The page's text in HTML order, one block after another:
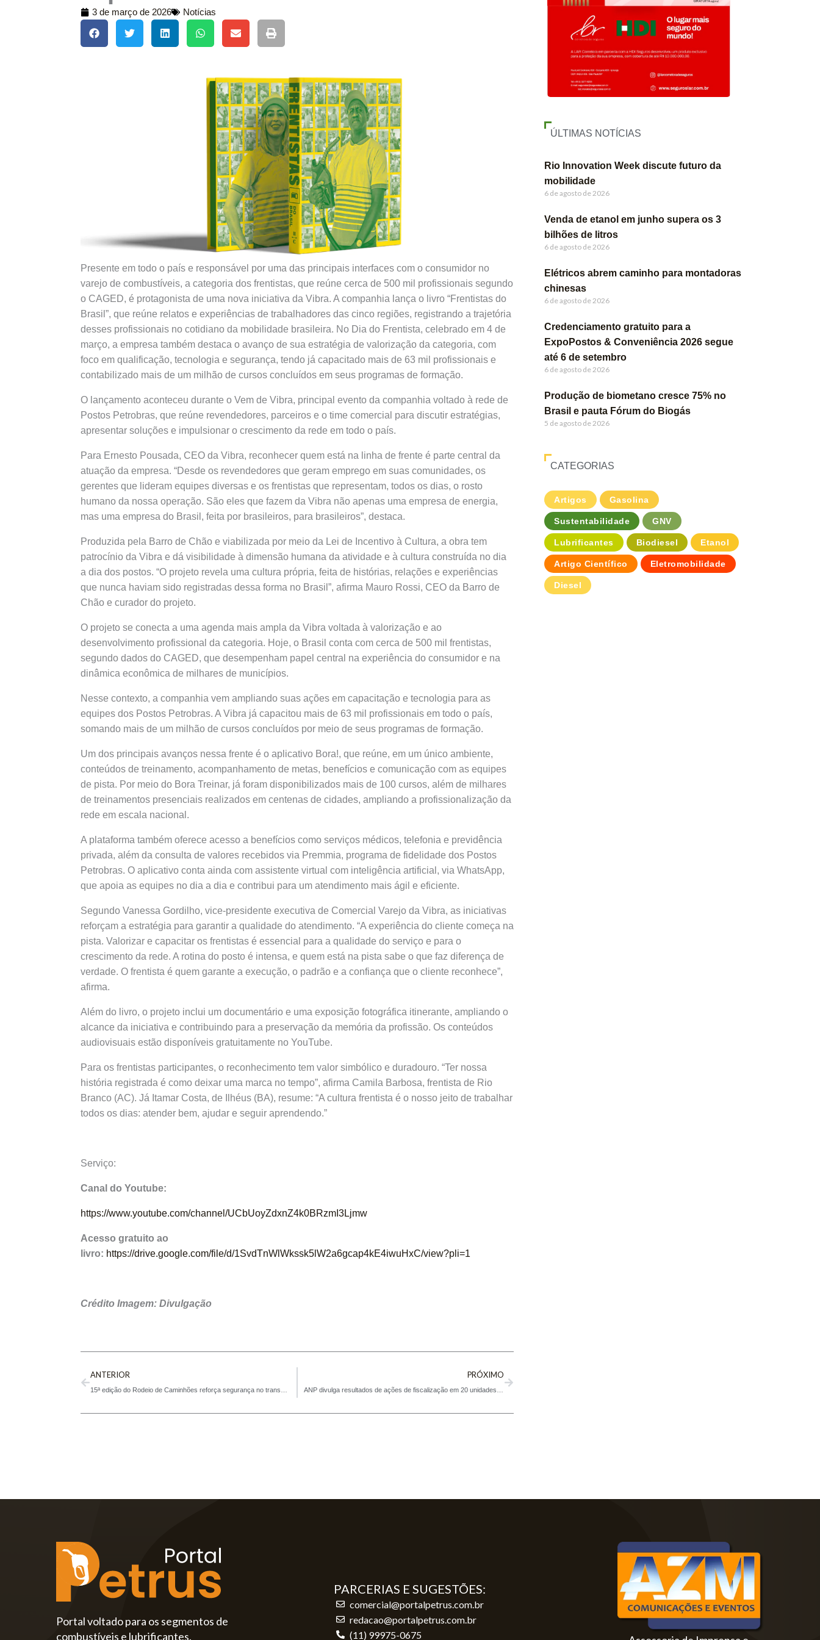
3 de março de 2026 Notícias
Presente em todo o país e responsável por uma das principais interfaces com o consumidor no
varejo de combustíveis, a categoria dos frentistas, que reúne cerca de 500 mil profissionais segundo
o CAGED, é protagonista de uma nova iniciativa da Vibra. A companhia lança o livro “Frentistas do
Brasil”, que reúne relatos e experiências de trabalhadores das cinco regiões, registrando a trajetória
desses profissionais no cotidiano da mobilidade brasileira. No Dia do Frentista, celebrado em 4 de
março, a empresa também destaca o avanço de sua estratégia de valorização da categoria, com
foco em qualificação, tecnologia e segurança, tendo já capacitado mais de 63 mil profissionais e
contabilizado mais de um milhão de cursos concluídos em seus programas de formação.
O lançamento aconteceu durante o Vem de Vibra, principal evento da companhia voltado à rede de
Postos Petrobras, que reúne revendedores, parceiros e o time comercial para discutir estratégias,
apresentar soluções e impulsionar o crescimento da rede em todo o país.
Para Ernesto Pousada, CEO da Vibra, reconhecer quem está na linha de frente é parte central da
atuação da empresa. “Desde os revendedores que geram emprego em suas comunidades, os
gerentes que lideram equipes diversas e os frentistas que representam, todos os dias, o rosto
humano da nossa operação. São eles que fazem da Vibra não apenas uma empresa de energia,
mas uma empresa do Brasil, feita por brasileiros, para brasileiros”, destaca.
Produzida pela Barro de Chão e viabilizada por meio da Lei de Incentivo à Cultura, a obra tem
patrocínio da Vibra e dá visibilidade à dimensão humana da atividade e à cultura construída no dia
a dia dos postos. “O projeto revela uma cultura própria, feita de histórias, relações e experiências
que nunca haviam sido registradas dessa forma no Brasil”, afirma Mauro Rossi, CEO da Barro de
Chão e curador do projeto.
O projeto se conecta a uma agenda mais ampla da Vibra voltada à valorização e ao
desenvolvimento profissional da categoria. Hoje, o Brasil conta com cerca de 500 mil frentistas,
segundo dados do CAGED, que desempenham papel central na experiência do consumidor e na
dinâmica econômica de milhares de municípios.
Nesse contexto, a companhia vem ampliando suas ações em capacitação e tecnologia para as
equipes dos Postos Petrobras. A Vibra já capacitou mais de 63 mil profissionais em todo o país,
somando mais de um milhão de cursos concluídos por meio de seus programas de formação.
Um dos principais avanços nessa frente é o aplicativo Bora!, que reúne, em um único ambiente,
conteúdos de treinamento, acompanhamento de metas, benefícios e comunicação com as equipes
de pista. Por meio do Bora Treinar, já foram disponibilizados mais de 100 cursos, além de milhares
de treinamentos presenciais realizados em centenas de cidades, ampliando a profissionalização da
rede em escala nacional.
A plataforma também oferece acesso a benefícios como serviços médicos, telefonia e previdência
privada, além da consulta de valores recebidos via Premmia, programa de fidelidade dos Postos
Petrobras. O aplicativo conta ainda com assistente virtual com inteligência artificial, via WhatsApp,
que apoia as equipes no dia a dia e contribui para um atendimento mais ágil e eficiente.
Segundo Vanessa Gordilho, vice-presidente executiva de Comercial Varejo da Vibra, as iniciativas
reforçam a estratégia para garantir a qualidade do atendimento. “A experiência do cliente começa na
pista. Valorizar e capacitar os frentistas é essencial para a qualidade do serviço e para o
crescimento da rede. A rotina do posto é intensa, e quem está na pista sabe o que faz diferença de
verdade. O frentista é quem garante a execução, o padrão e a confiança que o cliente reconhece”,
afirma.
Além do livro, o projeto inclui um documentário e uma exposição fotográfica itinerante, ampliando o
alcance da iniciativa e contribuindo para a preservação da memória da profissão. Os conteúdos
audiovisuais estão disponíveis gratuitamente no YouTube.
Para os frentistas participantes, o reconhecimento tem valor simbólico e duradouro. “Ter nossa
história registrada é como deixar uma marca no tempo”, afirma Camila Barbosa, frentista de Rio
Branco (AC). Já Itamar Costa, de Ilhéus (BA), resume: “A cultura frentista é o nosso jeito de trabalhar
todos os dias: atender bem, ajudar e seguir aprendendo.”
Serviço:
Canal do Youtube:
https://www.youtube.com/channel/UCbUoyZdxnZ4k0BRzmI3Ljmw
Acesso gratuito ao
livro: https://drive.google.com/file/d/1SvdTnWlWkssk5lW2a6gcap4kE4iwuHxC/view?pli=1
Crédito Imagem: Divulgação
ANTERIOR PRÓXIMO
ÚLTIMAS NOTÍCIAS
Rio Innovation Week discute futuro da
mobilidade
6 de agosto de 2026
Venda de etanol em junho supera os 3
bilhões de litros
6 de agosto de 2026
Elétricos abrem caminho para montadoras
chinesas
6 de agosto de 2026
Credenciamento gratuito para a
ExpoPostos & Conveniência 2026 segue
até 6 de setembro
6 de agosto de 2026
Produção de biometano cresce 75% no
Brasil e pauta Fórum do Biogás
5 de agosto de 2026
CATEGORIAS
Artigos Gasolina
Sustentabilidade GNV
Lubrificantes Biodiesel Etanol
Artigo Científico Eletromobilidade
Diesel
Portal voltado para os segmentos de
combustíveis e lubrificantes.
PARCERIAS E SUGESTÕES:
comercial@portalpetrus.com.br
redacao@portalpetrus.com.br
(11) 99975-0675